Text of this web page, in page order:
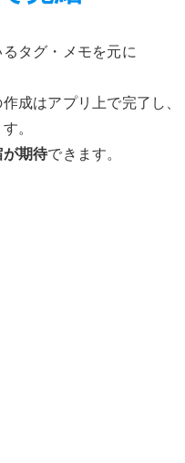
タグ・メモを元に
成はアプリ上で完了し、
。
期待できます。